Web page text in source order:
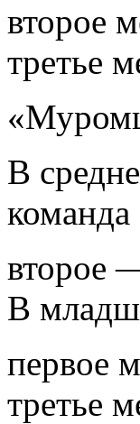
второе
третье
В
второе
В
первое
третье